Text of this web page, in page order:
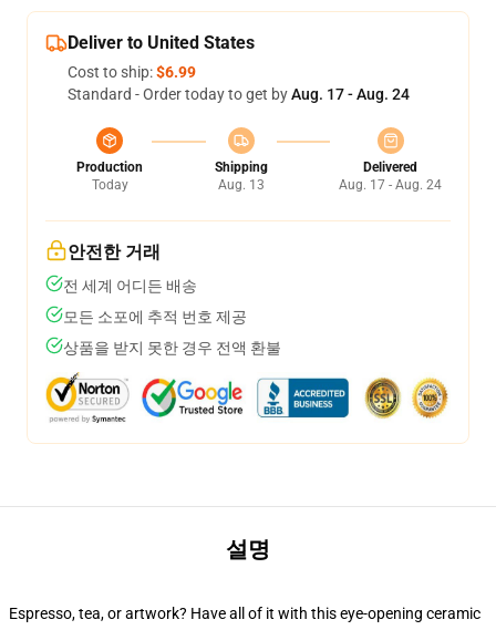
Deliver to United States
Cost to ship:$6.99
Standard - Order today to get byAug. 17 - Aug. 24
Production
Today
Shipping
Aug. 13
Delivered
Aug. 17 - Aug. 24
안전한 거래
전 세계 어디든 배송
모든 소포에 추적 번호 제공
상품을 받지 못한 경우 전액 환불
설명
Espresso, tea, or artwork? Have all of it with this eye-opening ceramic